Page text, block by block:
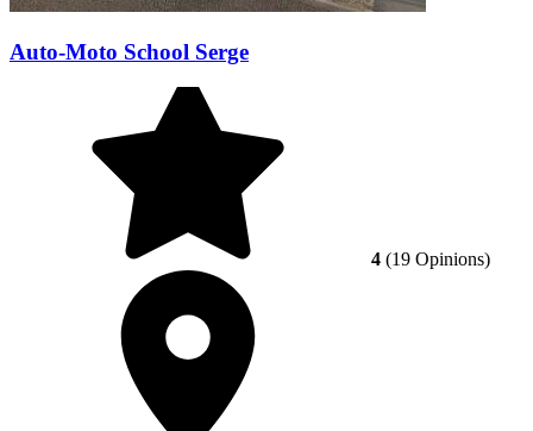
Auto-Moto School Serge
4 (19 Opinions)